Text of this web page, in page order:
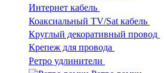
Интернет кабель
Коаксиальный TV/Sat кабель
Круглый декоративный провод
Крепеж для провода
Ретро удлинители